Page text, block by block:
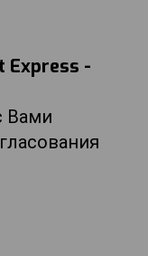
Express -
Вами